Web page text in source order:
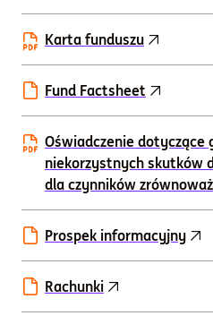
Karta funduszu
Fund Factsheet
Oświadczenie dotyczące
niekorzystnych skutków
dla czynników
Prospek informacyjny
Rachunki